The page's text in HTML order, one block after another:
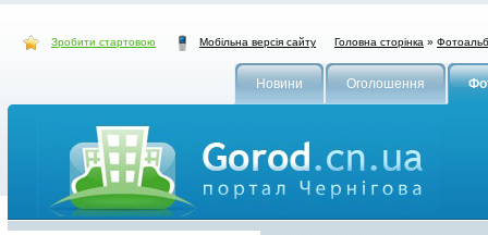
Зробити стартовою Мобільна версія сайту Головна сторінка »
Новини Оголошення